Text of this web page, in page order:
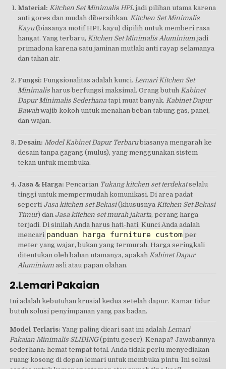
Material: Kitchen Set Minimalis HPLjadi pilihan utama karena
anti gores dan mudah dibersihkan. Kitchen Set Minimalis
Kayu(biasanya motif HPL kayu) dipilih untuk memberi rasa
hangat. Yang terbaru, Kitchen Set Minimalis Aluminiumjadi
primadona karena satu jaminan mutlak: anti rayap selamanya
dan tahan air.
Fungsi: Fungsionalitas adalah kunci. Lemari Kitchen Set
Minimalisharus berfungsi maksimal. Orang butuh Kabinet
Dapur Minimalis Sederhanatapi muat banyak. Kabinet Dapur
Bawahwajib kokoh untuk menahan beban tabung gas, panci,
dan wajan.
Desain: Model Kabinet Dapur Terbarubiasanya mengarah ke
desain tanpa gagang (mulus), yang menggunakan sistem
tekan untuk membuka.
Jasa & Harga: Pencarian Tukang kitchen set terdekatselalu
tinggi untuk mempermudah komunikasi. Di area padat
seperti Jasa kitchen set Bekasi(khususnya Kitchen Set Bekasi
Timur) dan Jasa kitchen set murah jakarta, perang harga
terjadi. Di sinilah Anda harus hati-hati. Kunci Anda adalah
mencari panduan harga furniture custom per
meter yang wajar, bukan yang termurah. Harga seringkali
ditentukan oleh bahan utamanya, apakah Kabinet Dapur
Aluminiumasli atau papan olahan.
2.Lemari Pakaian
Ini adalah kebutuhan krusial kedua setelah dapur. Kamar tidur
butuh solusi penyimpanan yang pas badan.
Model Terlaris: Yang paling dicari saat ini adalahLemari
Pakaian Minimalis SLIDING(pintu geser). Kenapa? Jawabannya
sederhana: hemat tempat total. Anda tidak perlu menyediakan
ruang kosong di depan lemari untuk membuka pintu. Ini solusi